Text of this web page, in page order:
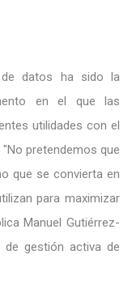
datos ha sido la
en el que las
utilidades con el
pretendemos que
que se convierta en
para maximizar
Manuel Gutiérrez-
de gestión activa de